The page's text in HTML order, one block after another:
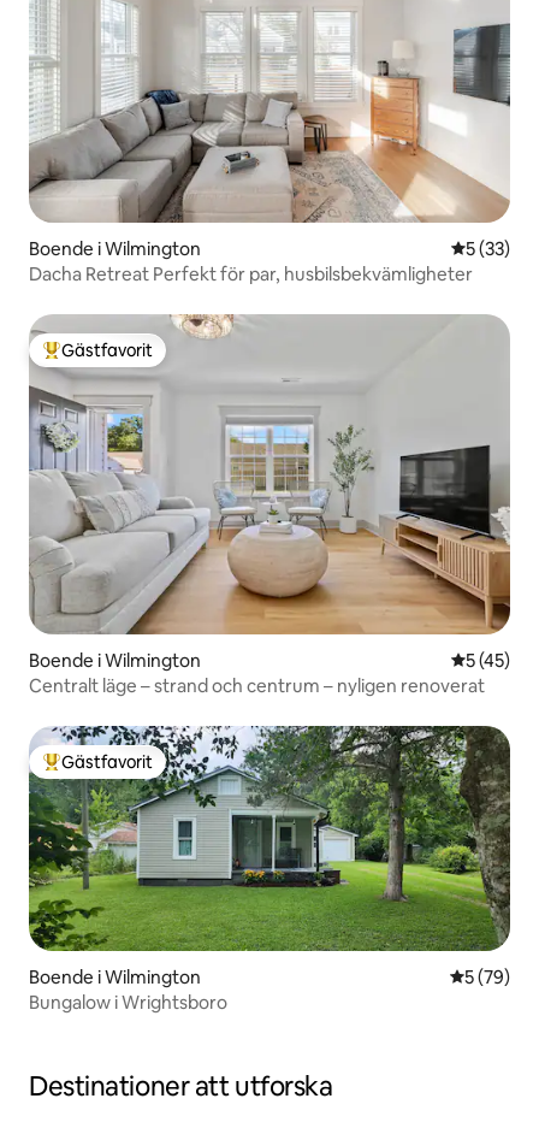
Boende i Wilmington 5 av 5 i
5 (33)
Dacha Retreat Perfekt för par, husbilsbekvämligheter
Populär gästfavorit
Gästfavorit
Boende i Wilmington 5 av 5 i
5 (45)
Centralt läge – strand och centrum – nyligen renoverat
Populär gästfavorit
Gästfavorit
Boende i Wilmington 5 av 5 i
5 (79)
Bungalow i Wrightsboro
Destinationer att utforska